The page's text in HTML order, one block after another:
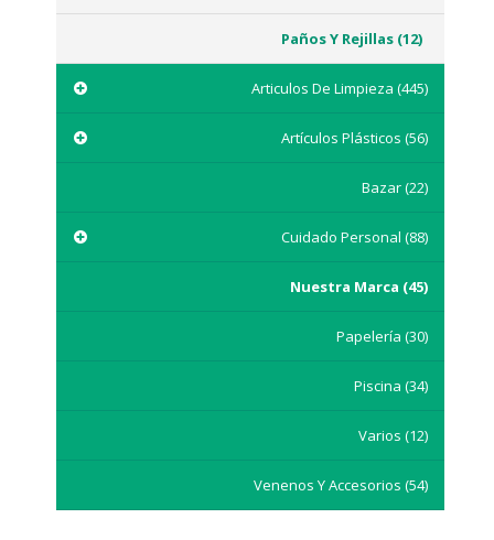
Paños Y Rejillas (12)
Articulos De Limpieza(445)
Artículos Plásticos(56)
Bazar(22)
Cuidado Personal(88)
Nuestra Marca (45)
Papelería(30)
Piscina(34)
Varios(12)
Venenos Y Accesorios(54)